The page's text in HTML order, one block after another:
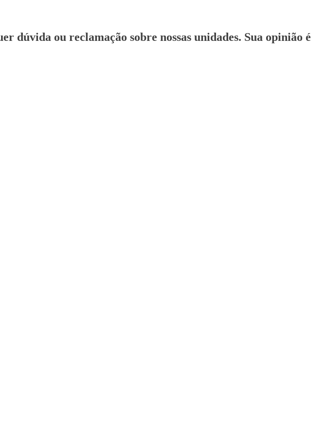
dúvida ou reclamação sobre nossas unidades. Sua opinião é